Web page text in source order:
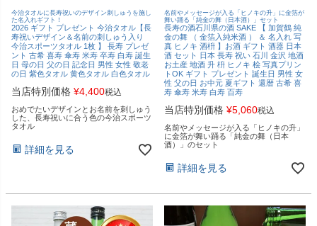
今治タオルに長寿祝いのデザイン刺しゅうを施し
た名入れギフト！
2026 ギフト プレゼント 今治タオル【長
寿祝いデザイン＆名前の刺しゅう入り
今治スポーツタオル 1枚 】 長寿 プレゼ
ント 古希 喜寿 傘寿 米寿 卒寿 白寿 誕生
日 母の日 父の日 記念日 男性 女性 敬老
の日 紫色タオル 黄色タオル 白色タオル
当店特別価格 ¥4,400税込
おめでたいデザインとお名前を刺しゅう
した、長寿祝いに合う色の今治スポーツ
タオル
詳細を見る
名前やメッセージが入る「ヒノキの升」に金箔が
舞い踊る「純金の舞（日本酒）」セット
長寿の酒石川県の酒 SAKE 【 加賀鶴 純
金の舞 （ 金箔入純米酒 ） ＆ 名入れ 写
真 ヒノキ 酒枡 】お酒 ギフト 酒器 日本
酒 セット 日本 長寿 祝い 石川 金沢 地酒
お土産 地酒 升 枡 ヒノキ 桧 写真プリン
トOK ギフト プレゼント 誕生日 男性 女
性 父の日 お中元 夏ギフト 還暦 古希 喜
寿 傘寿 米寿 白寿 百寿
当店特別価格 ¥5,060税込
名前やメッセージが入る「ヒノキの升」
に金箔が舞い踊る「純金の舞（日本
酒）」のセット
詳細を見る